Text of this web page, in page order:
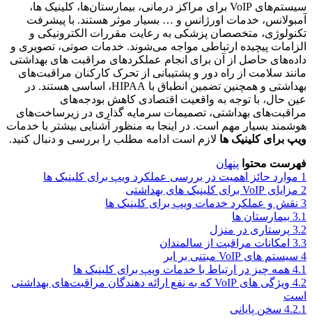
سیستم‌های VoIP برای مراکز درمانی، بیمارستان‌ها، کلینیک ‌ها،
آمبولانس، خدمات اورژانس و … بسیار موثر هستند. با پیشرفت
تکنولوژی، متخصصان پزشکی به رعایت مقررات الکترونیکی و
الزامات پیچیده ارتباطی مواجه می‌شوند. خدمات صوتی، تصویری و
داده‌های حاصل از آن برای انجام عملکردهای مراقبت های بهداشتی
مانند سلامت از راه دور و پشتیبانی از تحرک کارکنان مراقبت‌های
بهداشتی و همچنین تضمین انطباق با HIPAA، اساسی هستند. در
عین حال، با توجه به واقعیت اقتصادی کاهش بودجه‌های
مراقبت‌های بهداشتی، تصمیمات سرمایه گذاری در زیرساخت‌های
هوشمند بسیار مهم است. در اینجا به منظور آشنایی بیشتر با خدمات
ویپ برای کلینیک ‌ها لازم است ادامه مطلب را بررسی و دنبال کنید.
فهرست محتوا پنهان
1 موارد حائز اهمیت در بررسی عملکرد ویپ برای کلینیک ‌ها
2 مزایای VoIP برای کلینیک ‌های بهداشتی
3 نقش و عملکرد خدمات ویپ برای کلینیک ‌ها
3.1 بیمارستان‌ ها
3.2 پرستاری در منزل
3.3 امکانات مراقبت از سالمندان
4 سیستم‌ های VoIP مبتنی بر ابر
4.1 همه چیز در ارتباط با خدمات ویپ برای کلینیک ‌ها
4.2
ویژگی‌ های VoIP که به نفع ارائه دهندگان مراقبت‌های بهداشتی
است
4.2.1 سخن پایانی